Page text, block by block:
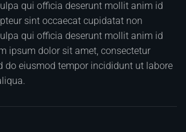
qui officia deserunt mollit anim id
sint occaecat cupidatat non
qui officia deserunt mollit anim id
ipsum dolor sit amet, consectetur
do eiusmod tempor incididunt ut labore